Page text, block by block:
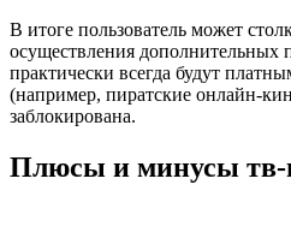
В итоге пользователь может
осуществления
практически всегда будут
(например, пиратские онлайн-
заблокирована.
Плюсы и минусы тв-